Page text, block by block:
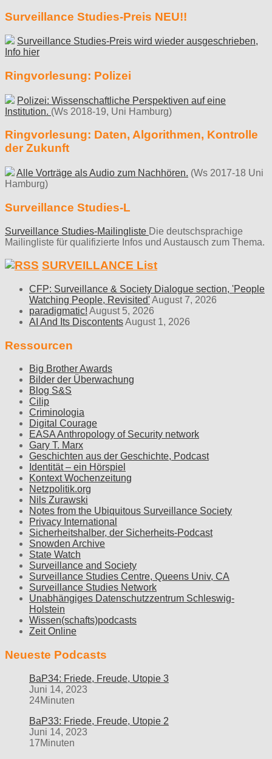
Surveillance Studies-Preis NEU!!
Surveillance Studies-Preis wird wieder ausgeschrieben,
Info hier
Ringvorlesung: Polizei
Polizei: Wissenschaftliche Perspektiven auf eine
Institution. (Ws 2018-19, Uni Hamburg)
Ringvorlesung: Daten, Algorithmen, Kontrolle
der Zukunft
Alle Vorträge als Audio zum Nachhören. (Ws 2017-18 Uni
Hamburg)
Surveillance Studies-L
Surveillance Studies-Mailingliste Die deutschsprachige
Mailingliste für qualifizierte Infos und Austausch zum Thema.
SURVEILLANCE List
CFP: Surveillance & Society Dialogue section, 'People
Watching People, Revisited'August 7, 2026
paradigmatic! August 5, 2026
AI And Its DiscontentsAugust 1, 2026
Ressourcen
Big Brother Awards
Bilder der Überwachung
Blog S&S
Cilip
Criminologia
Digital Courage
EASA Anthropology of Security network
Gary T. Marx
Geschichten aus der Geschichte, Podcast
Identität – ein Hörspiel
Kontext Wochenzeitung
Netzpolitik.org
Nils Zurawski
Notes from the Ubiquitous Surveillance Society
Privacy International
Sicherheitshalber, der Sicherheits-Podcast
Snowden Archive
State Watch
Surveillance and Society
Surveillance Studies Centre, Queens Univ, CA
Surveillance Studies Network
Unabhängiges Datenschutzzentrum Schleswig-
Holstein
Wissen(schafts)podcasts
Zeit Online
Neueste Podcasts
BaP34: Friede, Freude, Utopie 3
Juni 14, 2023
24Minuten
BaP33: Friede, Freude, Utopie 2
Juni 14, 2023
17Minuten